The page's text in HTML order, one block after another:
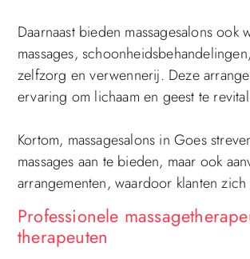
Daarnaast bieden massagesalons
massages,
zelfzorg en verwennerij. Deze
ervaring om lichaam en geest te
Kortom, massagesalons in Goes
massages aan te bieden, maar ook
arrangementen, waardoor klanten
Professionele
therapeuten